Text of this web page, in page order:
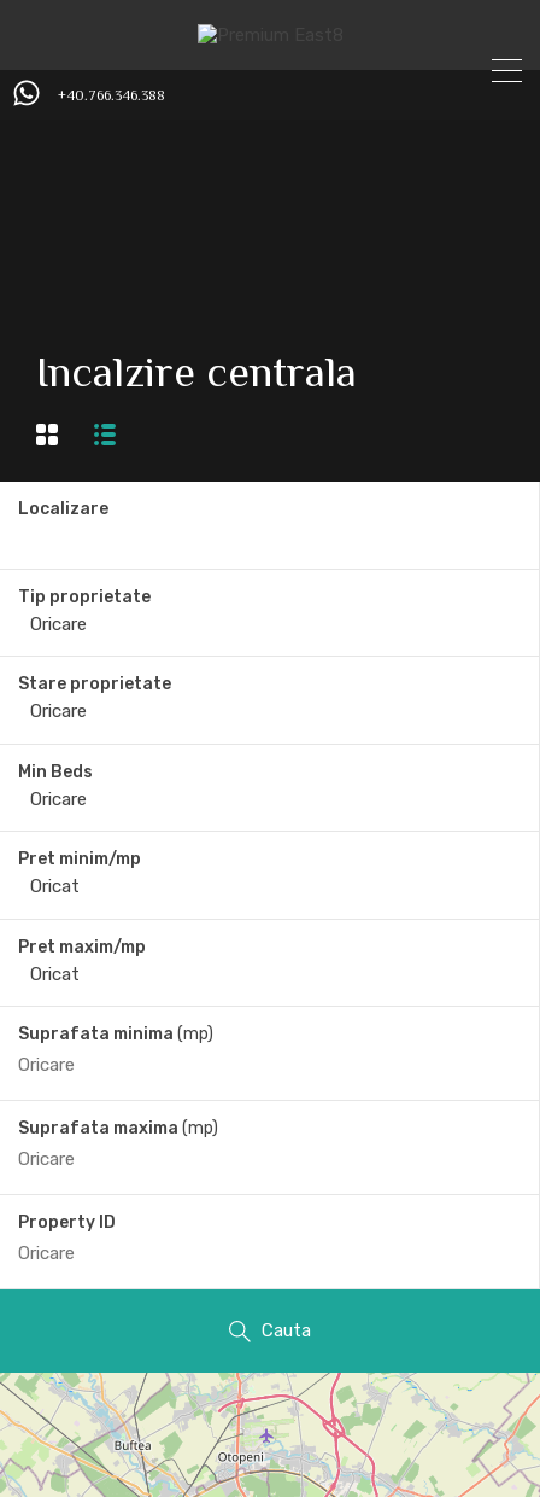
+40.766.346.388
Incalzire centrala
Localizare
Tip proprietate
Stare proprietate
Min Beds
Pret minim/mp
Pret maxim/mp
Suprafata minima (mp)
Suprafata maxima (mp)
Property ID
Cauta